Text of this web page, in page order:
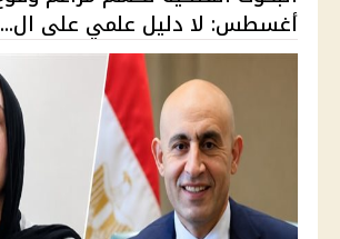
أغسطس: لا دليل علمي على ال...